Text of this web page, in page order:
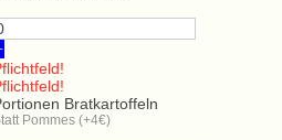
Bratkartoffeln
Pommes (+4€)